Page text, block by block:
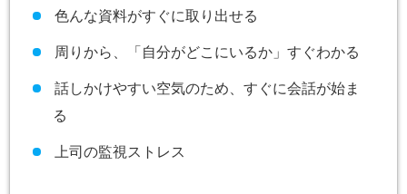
色んな資料がすぐに取り出せる
周りから、「自分がどこにいるか」すぐわかる
話しかけやすい空気のため、すぐに会話が始ま
る
上司の監視ストレス